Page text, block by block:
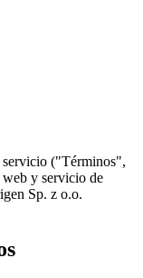
servicio ("Términos",
y servicio de
Sp. z o.o.